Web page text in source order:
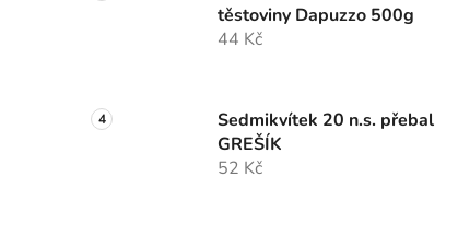
těstoviny Dapuzzo 500g
44 Kč
Sedmikvítek 20 n.s. přebal
GREŠÍK
52 Kč